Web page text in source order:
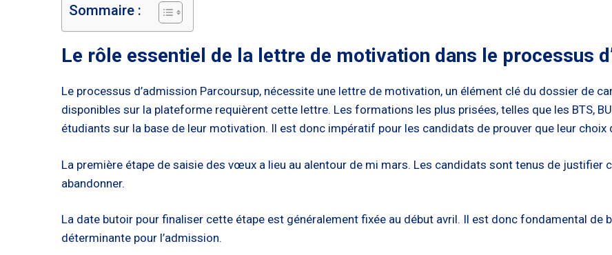
Sommaire :
Le rôle essentiel de la lettre de motivation dans le processus
Le processus d’admission Parcoursup, nécessite une lettre de motivation, un élément clé du dossier de
disponibles sur la plateforme requièrent cette lettre. Les formations les plus prisées, telles que les BTS,
étudiants sur la base de leur motivation. Il est donc impératif pour les candidats de prouver que leur
La première étape de saisie des vœux a lieu au alentour de mi mars. Les candidats sont tenus de justifier
abandonner.
La date butoir pour finaliser cette étape est généralement fixée au début avril. Il est donc fondamental de
déterminante pour l’admission.